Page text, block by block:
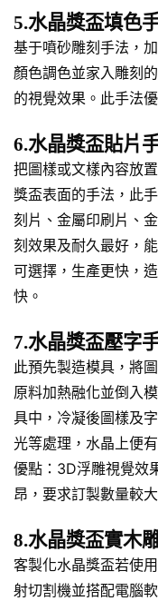
5.水晶獎盃填色
基于噴砂雕刻手法，
顏色調色並家入雕刻
的視覺效果。此手法
6.水晶獎盃貼片
把圖樣或文樣內容放
獎盃表面的手法，此
刻片、金屬印刷片、
刻效果及耐久最好，
可選擇，生產更快，
快。
7.水晶獎盃壓字
此預先製造模具，將
原料加熱融化並倒入
具中，冷凝後圖樣及
光等處理，水晶上便
優點：3D浮雕視覺效
昂，要求訂製數量較大
8.水晶獎盃實木
客製化水晶獎盃若使
射切割機並搭配電腦